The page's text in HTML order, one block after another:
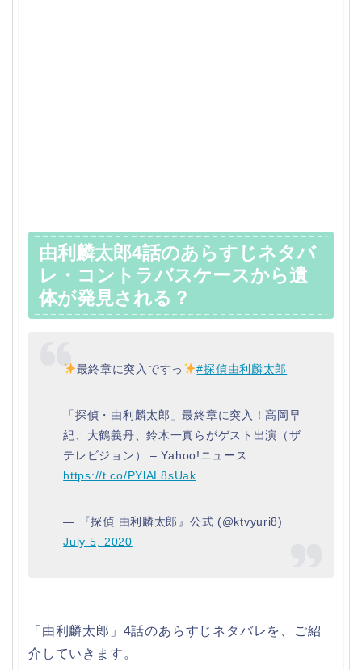
由利麟太郎4話のあらすじネタバ
レ・コントラバスケースから遺
体が発見される？
最終章に突入ですっ #探偵由利麟太郎
「探偵・由利麟太郎」最終章に突入！高岡早
紀、大鶴義丹、鈴木一真らがゲスト出演（ザ
テレビジョン） – Yahoo!ニュース
https://t.co/PYlAL8sUak
— 『探偵 由利麟太郎』公式 (@ktvyuri8)
July 5, 2020
「由利麟太郎」4話のあらすじネタバレを、ご紹
介していきます。